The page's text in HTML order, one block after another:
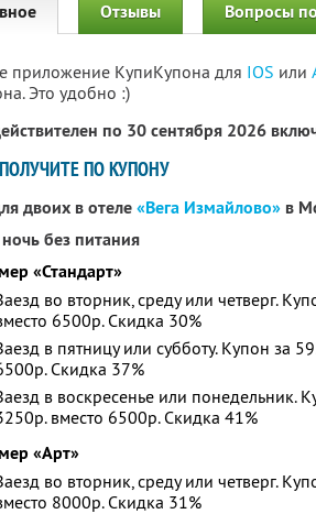
Отзывы Вопросы
приложение КупиКупона для IOS или
Это удобно :)
по 30 сентября 2026
ПО КУПОНУ
двоих в отеле«Вега Измайлово» в
без питания
«Стандарт»
во вторник, среду или четверг.
6500р. Скидка 30%
в пятницу или субботу. Купон за
Скидка 37%
в воскресенье или понедельник.
вместо 6500р. Скидка 41%
«Арт»
во вторник, среду или четверг.
8000р. Скидка 31%